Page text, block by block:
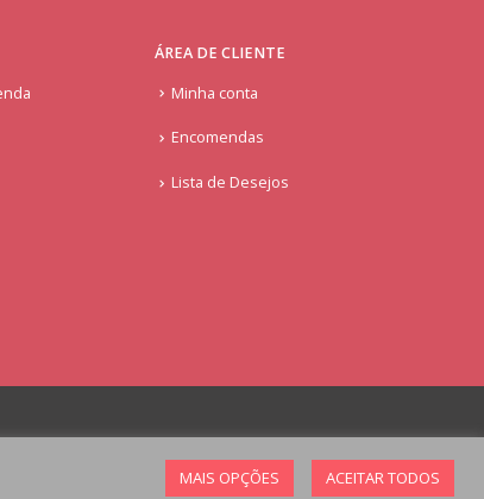
ÁREA DE CLIENTE
Minha conta
Encomendas
Lista de Desejos
MAIS OPÇÕES ACEITAR TODOS